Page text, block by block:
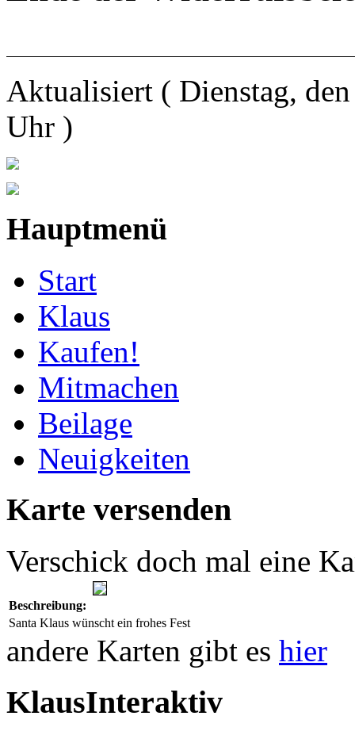
Aktualisiert ( Dienstag,
Uhr )
Hauptmenü
Start
Klaus
Kaufen!
Mitmachen
Beilage
Neuigkeiten
Karte versenden
Verschick doch mal eine
Beschreibung:
Santa Klaus wünscht ein frohes Fest
andere Karten gibt es hier
KlausInteraktiv